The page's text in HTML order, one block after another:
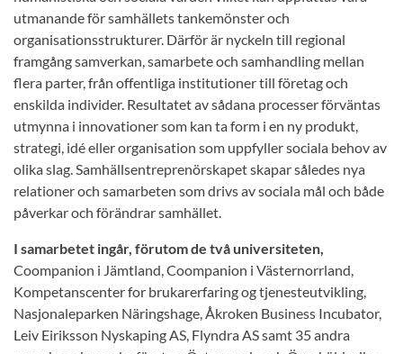
utmanande för samhällets tankemönster och
organisationsstrukturer. Därför är nyckeln till regional
framgång samverkan, samarbete och samhandling mellan
flera parter, från offentliga institutioner till företag och
enskilda individer. Resultatet av sådana processer förväntas
utmynna i innovationer som kan ta form i en ny produkt,
strategi, idé eller organisation som uppfyller sociala behov av
olika slag. Samhällsentreprenörskapet skapar således nya
relationer och samarbeten som drivs av sociala mål och både
påverkar och förändrar samhället.
I samarbetet ingår, förutom de två universiteten,
Coompanion i Jämtland, Coompanion i Västernorrland,
Kompetanscenter for brukarerfaring og tjenesteutvikling,
Nasjonaleparken Näringshage, Åkroken Business Incubator,
Leiv Eiriksson Nyskaping AS, Flyndra AS samt 35 andra